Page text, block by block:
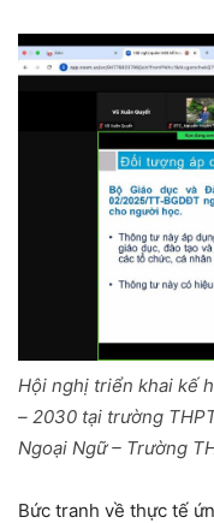
Hội nghị triển khai kế
– 2030 tại trường
Ngoại Ngữ – Trường
Bức tranh về thực tế